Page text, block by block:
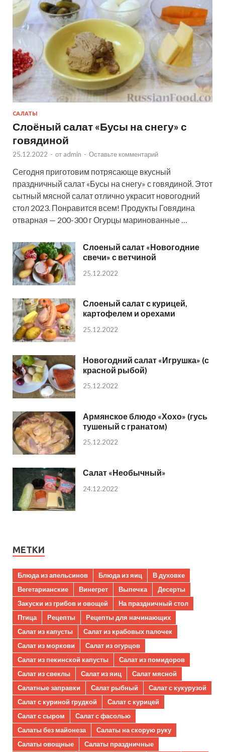
САЛАТЫ
Слоёный салат «Бусы на снегу» с
говядиной
25.12.2022 - от admin - Оставьте комментарий
Сегодня приготовим потрясающе вкусный
праздничный салат «Бусы на снегу» с говядиной. Этот
сытный мясной салат отлично украсит новогодний
стол 2023. Понравится всем! Продукты Говядина
отварная — 200-300 г Огурцы маринованные …
Слоеный салат «Новогодние
свечи» с ветчиной
25.12.2022
Слоеный салат с курицей,
картофелем и орехами
25.12.2022
Новогодний салат «Игрушка» (с
красной рыбой)
25.12.2022
Армянское блюдо «Хохо» (гусь
тушеный с гранатом)
25.12.2022
Салат «Необычный»
24.12.2022
МЕТКИ
Блюда из апельсинов Блюда из яиц
В духовке
Вегетарианские
Винегрет Выпечка
Десерты
Закуски из грибов и овощей
На праздничный стол
Птица
Рецепты
Рецепты для начинающих
Салат из капусты
Салат из крабовых палочек
Салат из моркови
Салат из огурцов
Салат из пекинской капусты
Салат из помидоров
Салат из свеклы
Салат из яиц
Салат мясной
Салатные заправки
Салат рыбный
Салат с кукурузой
Салат с куриной грудкой
Салат с курицей
Салат с сыром
Салат с фасолью
Салаты без майонеза
Салаты на скорую руку
Салаты овощные
Салаты праздничные